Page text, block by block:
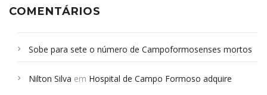
COMENTÁRIOS
Sobe para sete o número de Campoformosenses mortos
Campoformosenses que morreram em desabamentos são
Nilton Silva em Hospital de Campo Formoso adquire